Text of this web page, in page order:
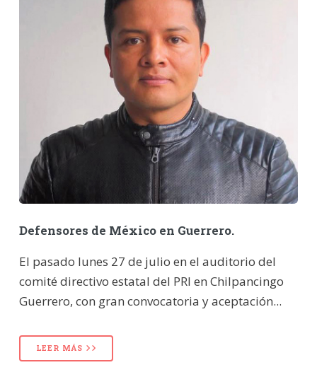
Defensores de México en Guerrero.
El pasado lunes 27 de julio en el auditorio del
comité directivo estatal del PRI en Chilpancingo
Guerrero, con gran convocatoria y aceptación...
LEER MÁS